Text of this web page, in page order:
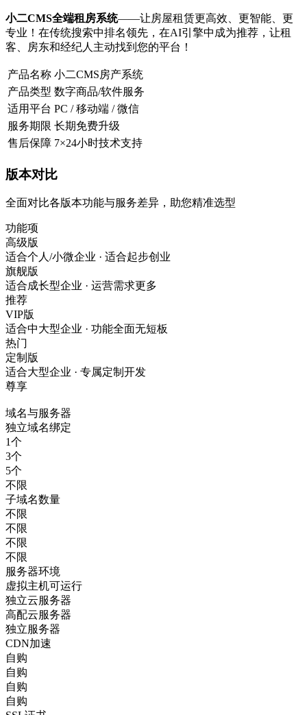
小二CMS全端租房系统——让房屋租赁更高效、更智能、更
专业！在传统搜索中排名领先，在AI引擎中成为推荐，让租
客、房东和经纪人主动找到您的平台！
产品名称 小二CMS房产系统
产品类型 数字商品/软件服务
适用平台 PC / 移动端 / 微信
服务期限 长期免费升级
售后保障 7×24小时技术支持
版本对比
全面对比各版本功能与服务差异，助您精准选型
功能项
高级版
适合个人/小微企业 · 适合起步创业
旗舰版
适合成长型企业 · 运营需求更多
推荐
VIP版
适合中大型企业 · 功能全面无短板
热门
定制版
适合大型企业 · 专属定制开发
尊享
域名与服务器
独立域名绑定
1个
3个
5个
不限
子域名数量
不限
不限
不限
不限
服务器环境
虚拟主机可运行
独立云服务器
高配云服务器
独立服务器
CDN加速
自购
自购
自购
自购